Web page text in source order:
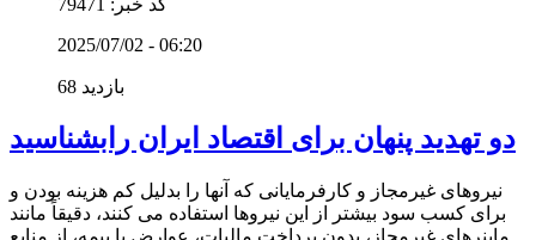
کد خبر: 79471
2025/07/02 - 06:20
68 بازدید
دو تهدید پنهان برای اقتصاد ایران رابشناسید
نیروهای غیرمجاز و کارفرمایانی که آنها را بدلیل کم هزینه بودن و
برای کسب سود بیشتر از این نیروها استفاده می کنند، دقیقاً مانند
ماینرهای غیرمجاز، بدون پرداخت مالیات، عوارض یا بیمه، از منابع